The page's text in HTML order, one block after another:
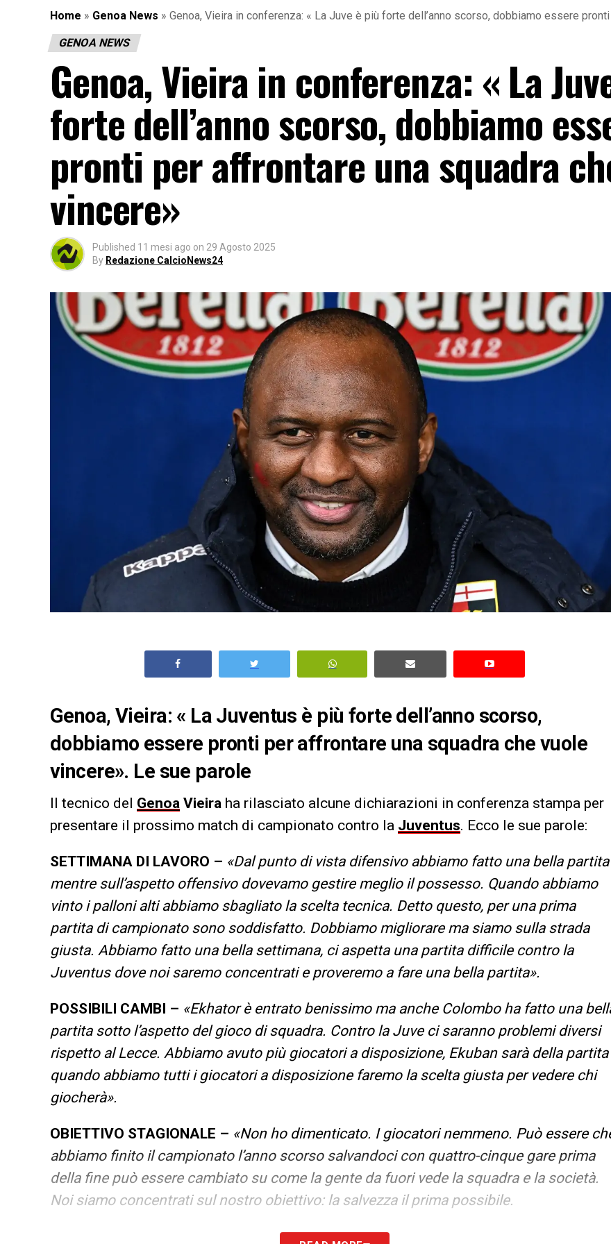
Home » Genoa News » Genoa, Vieira in conferenza: « La Juve è più forte dell’anno scorso, dobbiamo essere
GENOA NEWS
Genoa, Vieira in conferenza: « La
forte dell’anno scorso, dobbiamo
pronti per affrontare una squadra
vincere»
Published 11 mesi ago on 29 Agosto 2025
By Redazione CalcioNews24
Genoa, Vieira: « La Juventus è più forte dell’anno scorso,
dobbiamo essere pronti per affrontare una squadra che vuole
vincere». Le sue parole
Il tecnico del Genoa Vieira ha rilasciato alcune dichiarazioni in conferenza stampa per
presentare il prossimo match di campionato contro la Juventus. Ecco le sue parole:
SETTIMANA DI LAVORO – «Dal punto di vista difensivo abbiamo fatto una bella partita
mentre sull’aspetto offensivo dovevamo gestire meglio il possesso. Quando abbiamo
vinto i palloni alti abbiamo sbagliato la scelta tecnica. Detto questo, per una prima
partita di campionato sono soddisfatto. Dobbiamo migliorare ma siamo sulla strada
giusta. Abbiamo fatto una bella settimana, ci aspetta una partita difficile contro la
Juventus dove noi saremo concentrati e proveremo a fare una bella partita».
POSSIBILI CAMBI – «Ekhator è entrato benissimo ma anche Colombo ha fatto una
partita sotto l’aspetto del gioco di squadra. Contro la Juve ci saranno problemi diversi
rispetto al Lecce. Abbiamo avuto più giocatori a disposizione, Ekuban sarà della partita
quando abbiamo tutti i giocatori a disposizione faremo la scelta giusta per vedere chi
giocherà».
OBIETTIVO STAGIONALE – «Non ho dimenticato. I giocatori nemmeno. Può essere
abbiamo finito il campionato l’anno scorso salvandoci con quattro-cinque gare prima
della fine può essere cambiato su come la gente da fuori vede la squadra e la società.
Noi siamo concentrati sul nostro obiettivo: la salvezza il prima possibile.
Siamo una squadra più giovane dell’anno scorso con tanti innesti, abbiamo più qualità